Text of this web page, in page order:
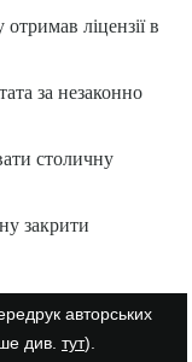
ліцензії в
за незаконно
столичну
закрити
авторських
див. тут).